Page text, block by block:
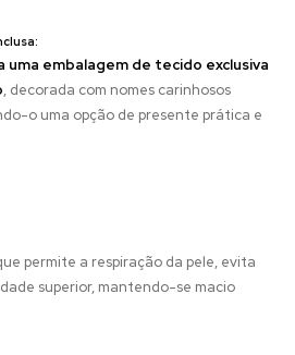
uma embalagem de tecido exclusiva
, decorada com nomes carinhosos
o uma opção de presente prática e
permite a respiração da pele, evita
superior, mantendo-se macio